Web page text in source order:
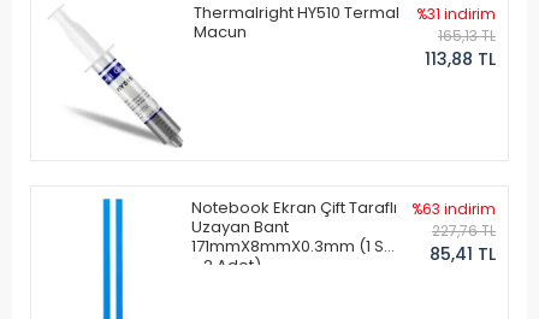
Thermalright HY510 Termal
Macun
%31 indirim
165,13 TL
113,88 TL
Notebook Ekran Çift Taraflı
Uzayan Bant
171mmX8mmX0.3mm (1 Set
- 2 Adet)
%63 indirim
227,76 TL
85,41 TL